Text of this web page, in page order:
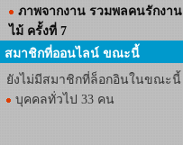
ภาพจากงาน รวมพลคนรักงาน
ไม้ ครั้งที่ 7
สมาชิกที่ออนไลน์ ขณะนี้
ยังไม่มีสมาชิกที่ล็อกอินในขณะนี้
บุคคลทั่วไป 33 คน